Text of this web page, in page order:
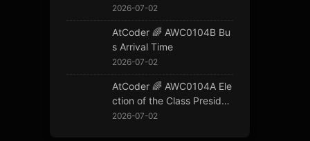
2026-07-02
AtCoder 🌈 AWC0104B Bu
s Arrival Time
2026-07-02
AtCoder 🌈 AWC0104A Ele
ction of the Class Presiden
t2026-07-02